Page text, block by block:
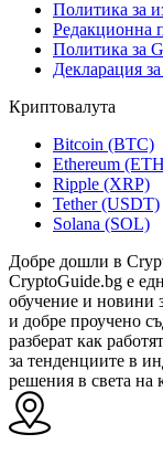
Политика за
Редакционна
Политика за
Декларация
Криптовалута
Bitcoin (BTC)
Ethereum
Ripple (XRP)
Tether (USDT)
Solana (SOL)
Добре дошли в
CryptoGuide.bg е
обучение и новини
и добре проучено
разберат как
за тенденциите в
решения в света на